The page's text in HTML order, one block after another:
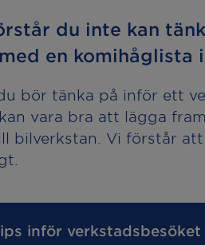
du inte kan
en komihåglista
bör tänka på inför ett
vara bra att lägga
bilverkstan. Vi förstår
inför verkstadsbesöket